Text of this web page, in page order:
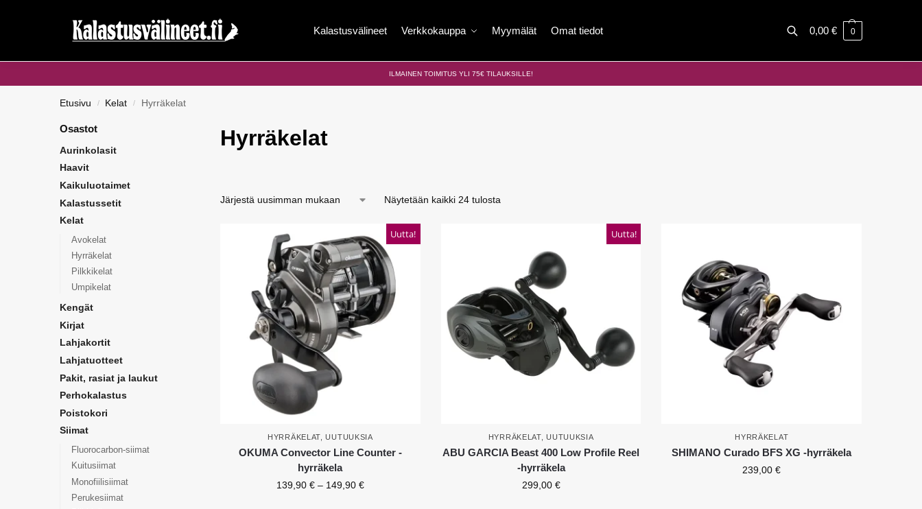
Kalastusvälineet Verkkokauppa Myymälät Omat tiedot 0,00 € 0
ILMAINEN TOIMITUS YLI 75€ TILAUKSILLE!
Etusivu / Kelat / Hyrräkelat
Hyrräkelat
Näytetään kaikki 24 tulosta
Uutta!
HYRRÄKELAT ,UUTUUKSIA
OKUMA Convector Line Counter -
hyrräkela
139,90 € – 149,90 €
Uutta!
HYRRÄKELAT,UUTUUKSIA
ABU GARCIA Beast 400 Low Profile Reel
-hyrräkela
299,00 €
HYRRÄKELAT
SHIMANO Curado BFS XG -hyrräkela
239,00€
Osastot
Aurinkolasit
Haavit
Kaikuluotaimet
Kalastussetit
Kelat
Avokelat
Hyrräkelat
Pilkkikelat
Umpikelat
Kengät
Kirjat
Lahjakortit
Lahjatuotteet
Pakit, rasiat ja laukut
Perhokalastus
Poistokori
Siimat
Fluorocarbon-siimat
Kuitusiimat
Monofiilisiimat
Perukesiimat